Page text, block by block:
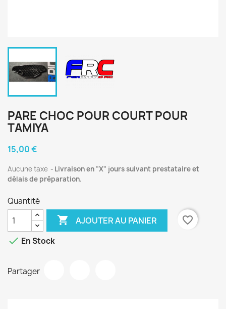
PARE CHOC POUR COURT POUR
TAMIYA
15,00 €
Aucune taxe
Livraison en "X" jours suivant prestataire et
délais de préparation.
Quantité
 AJOUTER AU PANIER
favorite_border
 En Stock
Partager